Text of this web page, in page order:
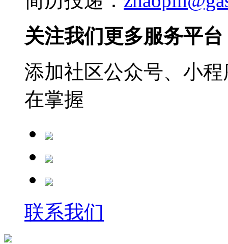
关注我们更多服务平台
添加社区公众号、小
在掌握
联系我们